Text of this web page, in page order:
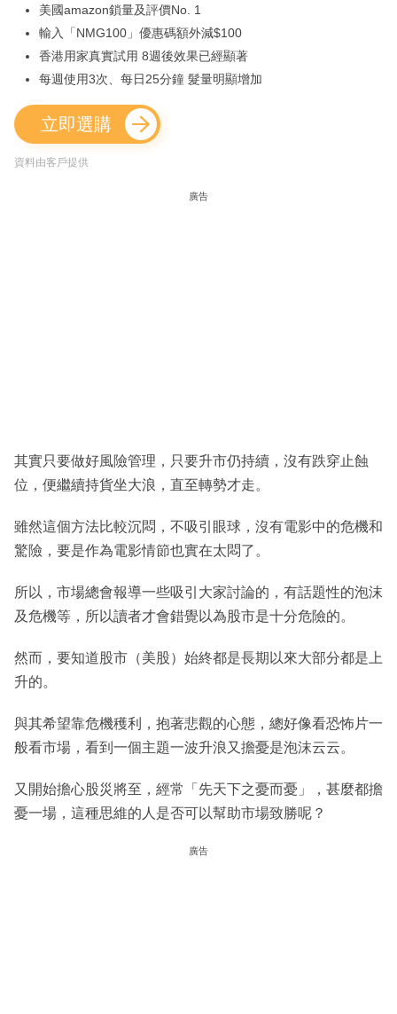
美國amazon鎖量及評價No. 1
輸入「NMG100」優惠碼額外減$100
香港用家真實試用 8週後效果已經顯著
每週使用3次、每日25分鐘 髮量明顯增加
立即選購
資料由客戶提供
廣告
其實只要做好風險管理，只要升市仍持續，沒有跌穿止蝕
位，便繼續持貨坐大浪，直至轉勢才走。
雖然這個方法比較沉悶，不吸引眼球，沒有電影中的危機和
驚險，要是作為電影情節也實在太悶了。
所以，市場總會報導一些吸引大家討論的，有話題性的泡沫
及危機等，所以讀者才會錯覺以為股市是十分危險的。
然而，要知道股市（美股）始終都是長期以來大部分都是上
升的。
與其希望靠危機穫利，抱著悲觀的心態，總好像看恐怖片一
般看市場，看到一個主題一波升浪又擔憂是泡沫云云。
又開始擔心股災將至，經常「先天下之憂而憂」，甚麼都擔
憂一場，這種思維的人是否可以幫助市場致勝呢？
廣告